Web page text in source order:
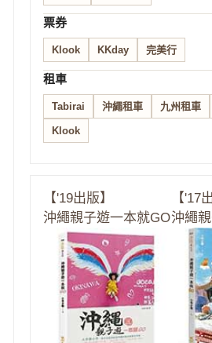
票券
Klook KKday 完美行
租車
Tabirai 沖繩租車 九州租車
Klook
【'19出版】
沖繩親子遊一本就GO
【'17
沖繩